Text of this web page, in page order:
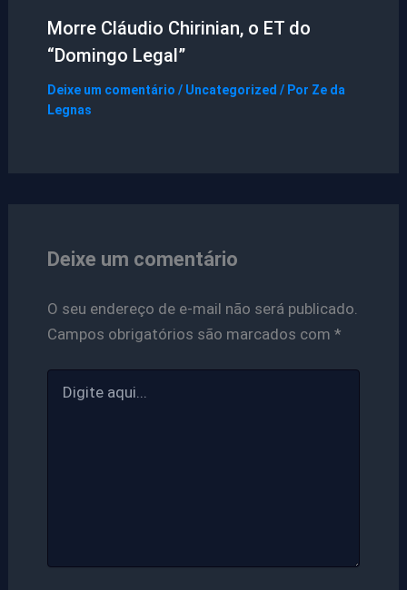
Morre Cláudio Chirinian, o ET do
“Domingo Legal”
Deixe um comentário / Uncategorized / Por Ze da
Legnas
Deixe um comentário
O seu endereço de e-mail não será publicado.
Campos obrigatórios são marcados com *
aqui...